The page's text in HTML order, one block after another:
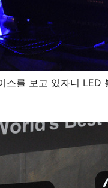
스를 보고 있자니 LED